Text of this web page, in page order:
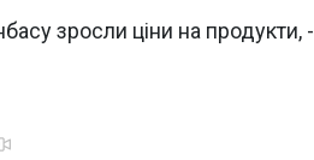
зросли ціни на продукти, -